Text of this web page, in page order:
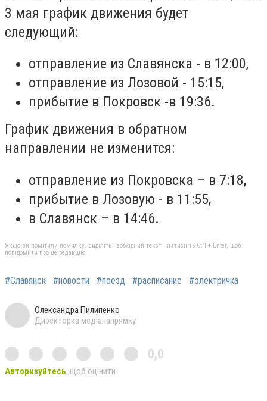
3 мая график движения будет
следующий:
отправление из Славянска - в 12:00,
отправление из Лозовой - 15:15,
прибытие в Покровск -в 19:36.
График движения в обратном
направлении не изменится:
отправление из Покровска – в 7:18,
прибытие в Лозовую - в 11:55,
в Славянск – в 14:46.
Якщо ви помітили помилку, виділіть необхідний текст і натисніть Ctrl + Enter, щоб
повідомити про це редакцію
#Славянск #новости #поезд #расписание #электричка
Олександра Пилипенко
Директорка медіанапрямку
0,0
Авторизуйтесь, щоб оцінити